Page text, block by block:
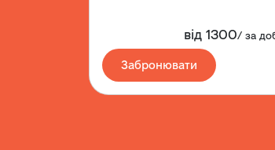
від 1300/за
Забронювати